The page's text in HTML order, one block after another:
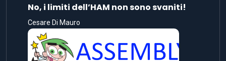
No, i limiti dell’HAM non sono svaniti!
Cesare Di Mauro